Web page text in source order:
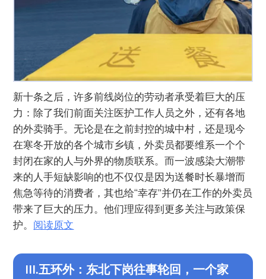
新十条之后，许多前线岗位的劳动者承受着巨大的压
力：除了我们前面关注医护工作人员之外，还有各地
的外卖骑手。无论是在之前封控的城中村，还是现今
在寒冬开放的各个城市乡镇，外卖员都要维系一个个
封闭在家的人与外界的物质联系。而一波感染大潮带
来的人手短缺影响的也不仅仅是因为送餐时长暴增而
焦急等待的消费者，其也给“幸存”并仍在工作的外卖员
带来了巨大的压力。他们理应得到更多关注与政策保
护。 阅读原文
III.五环外：东北下岗往事轮回，一个家